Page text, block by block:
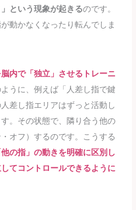
という現象が起きるのです。
動かなくなったり転んでしま
内で「独立」させるトレーニ
うに、例えば「人差し指で鍵
差し指エリアはずっと活動し
。その状態で、隣り合う他の
オフ）するのです。こうする
の指」の動きを明確に区別し
てコントロールできるように